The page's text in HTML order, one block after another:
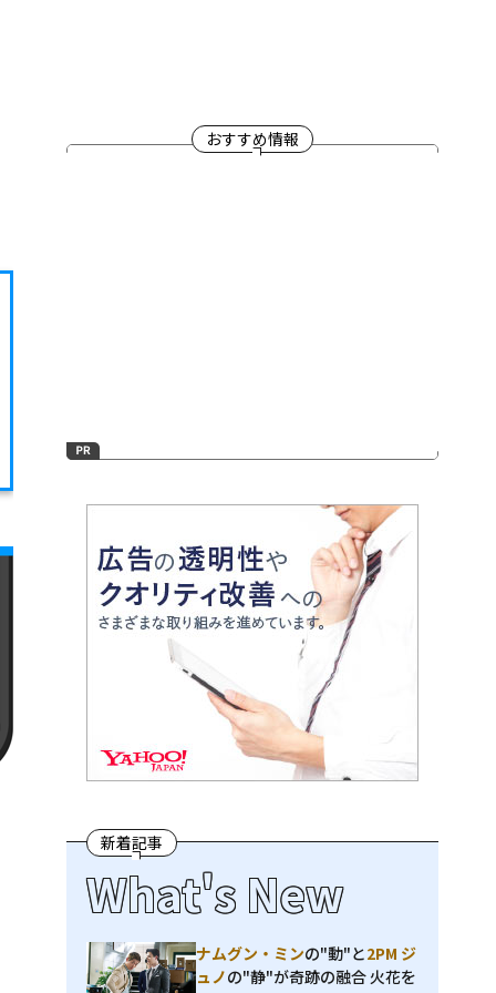
おすすめ情報
新着記事
What's New
ナムグン・ミンの"動"と2PM ジ
ュノの"静"が奇跡の融合 火花を